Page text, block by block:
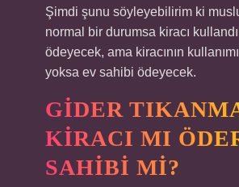
Şimdi şunu söyleyebilirim ki
normal bir durumsa kiracı
ödeyecek, ama kiracının
yoksa ev sahibi ödeyecek.
GIDER
KIRACI MI
SAHIBI MI?